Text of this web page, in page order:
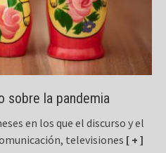
sobre la pandemia
en los que el discurso y el
televisiones [ + ]